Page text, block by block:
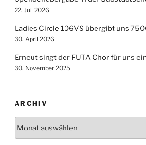
22. Juli 2026
Ladies Circle 106VS übergibt uns
30. April 2026
Erneut singt der FUTA Chor für uns
30. November 2025
ARCHIV